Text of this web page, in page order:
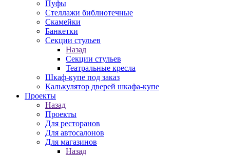
Пуфы
Стеллажи библиотечные
Скамейки
Банкетки
Секции стульев
Назад
Секции стульев
Театральные кресла
Шкаф-купе под заказ
Калькулятор дверей шкафа-купе
Проекты
Назад
Проекты
Для ресторанов
Для автосалонов
Для магазинов
Назад